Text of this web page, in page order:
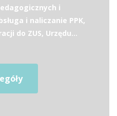
i
i naliczanie PPK,
do ZUS, Urzędu...